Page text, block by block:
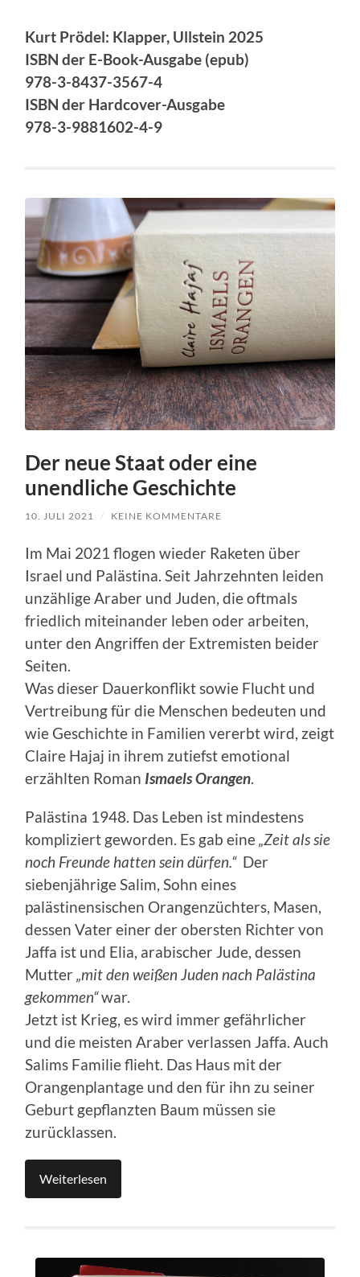
Kurt Prödel: Klapper, Ullstein 2025
ISBN der E-Book-Ausgabe (epub)
978-3-8437-3567-4
ISBN der Hardcover-Ausgabe
978-3-9881602-4-9
Der neue Staat oder eine
unendliche Geschichte
10. JULI 2021 / KEINE KOMMENTARE
Im Mai 2021 flogen wieder Raketen über
Israel und Palästina. Seit Jahrzehnten leiden
unzählige Araber und Juden, die oftmals
friedlich miteinander leben oder arbeiten,
unter den Angriffen der Extremisten beider
Seiten.
Was dieser Dauerkonflikt sowie Flucht und
Vertreibung für die Menschen bedeuten und
wie Geschichte in Familien vererbt wird, zeigt
Claire Hajaj in ihrem zutiefst emotional
erzählten Roman Ismaels Orangen.
Palästina 1948. Das Leben ist mindestens
kompliziert geworden. Es gab eine„Zeitals sie
noch Freunde hatten sein dürfen.“ Der
siebenjährige Salim, Sohn eines
palästinensischen Orangenzüchters, Masen,
dessen Vater einer der obersten Richter von
Jaffa ist und Elia, arabischer Jude, dessen
Mutter„mit den weißen Juden nach Palästina
gekommen“war.
Jetzt ist Krieg, es wird immer gefährlicher
und die meisten Araber verlassen Jaffa. Auch
Salims Familie flieht. Das Haus mit der
Orangenplantage und den für ihn zu seiner
Geburt gepflanzten Baum müssen sie
zurücklassen.
Weiterlesen